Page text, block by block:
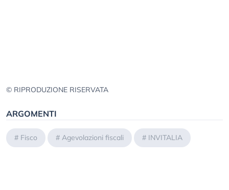
© RIPRODUZIONE RISERVATA
ARGOMENTI
# Fisco # Agevolazioni fiscali # INVITALIA